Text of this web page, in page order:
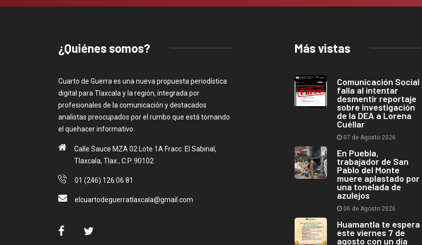
¿Quiénes somos?
Cuarto de Guerra es una nueva propuesta periodística
digital para Tlaxcala y la región, integrada por
profesionales de la comunicación y destacados
analistas preocupados por el rumbo que está tomando
el quehacer informativo.
Calle Sauce MZA 02 Lote 1A Fracc: El Sabinal,
Tlaxcala, Tlax., C.P. 90102
01 (246) 126 06 81
elcuartodeguerratlaxcala@gmail.com
Más vistas
Comunicación Social
falla al intentar
desmentir reportaje
sobre investigación
de la DEA a Lorena
Cuéllar
07 de Agosto 2026
En Puebla,
trabajador de San
Pablo del Monte
muere aplastado por
una tonelada de
azulejos
06 de Agosto 2026
Huamantla te espera
este viernes 7 de
agosto con un día